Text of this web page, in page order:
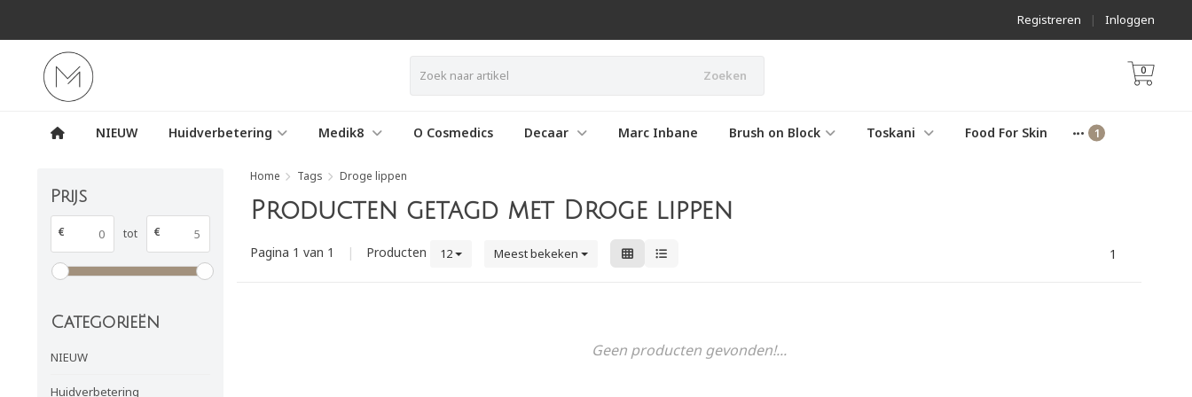
Inloggen
|
Registreren
Zoeken 0
NIEUW Huidverbetering Medik8 O Cosmedics Decaar Marc Inbane Brush on Block Toskani Food For Skin
Prijs
€ tot €
Categorieën
NIEUW
Huidverbetering
Home Tags Droge lippen
Producten getagd met Droge lippen
Pagina 1 van 1 | Producten 12 Meest bekeken 1
Geen producten gevonden!...